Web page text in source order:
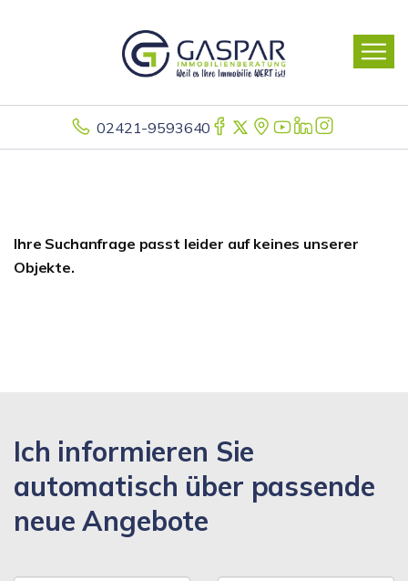
02421-9593640
Ihre Suchanfrage passt leider auf keines unserer
Objekte.
Ich informieren Sie
automatisch über passende
neue Angebote